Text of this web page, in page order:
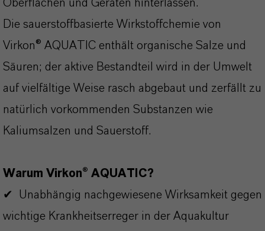
Oberflächen und Geräten hinterlassen.
Die sauerstoffbasierte Wirkstoffchemie von
Virkon® AQUATIC enthält organische Salze und
Säuren; der aktive Bestandteil wird in der Umwelt
auf vielfältige Weise rasch abgebaut und zerfällt zu
natürlich vorkommenden Substanzen wie
Kaliumsalzen und Sauerstoff.
Warum Virkon® AQUATIC?
✔ Unabhängig nachgewiesene Wirksamkeit gegen
wichtige Krankheitserreger in der Aquakultur